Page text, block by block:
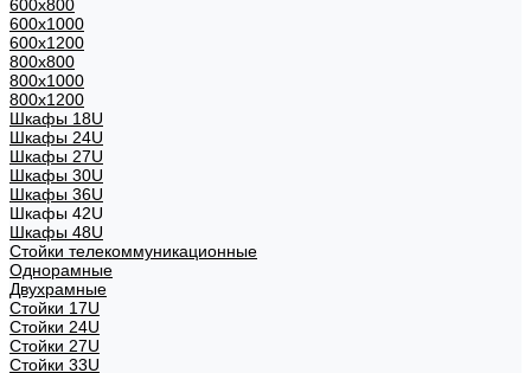
600x800
600х1000
600х1200
800x800
800х1000
800х1200
Шкафы 18U
Шкафы 24U
Шкафы 27U
Шкафы 30U
Шкафы 36U
Шкафы 42U
Шкафы 48U
Стойки телекоммуникационные
Однорамные
Двухрамные
Стойки 17U
Стойки 24U
Стойки 27U
Стойки 33U